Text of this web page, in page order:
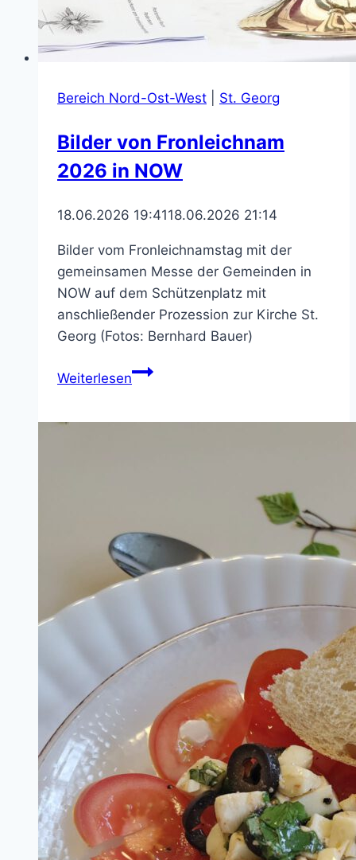
Bereich Nord-Ost-West St. Georg
Bilder von Fronleichnam
2026 in NOW
18.06.2026 19:4118.06.2026 21:14
Bilder vom Fronleichnamstag mit der
gemeinsamen Messe der Gemeinden in
NOW auf dem Schützenplatz mit
anschließender Prozession zur Kirche St.
Georg (Fotos: Bernhard Bauer)
WeiterlesenBilder